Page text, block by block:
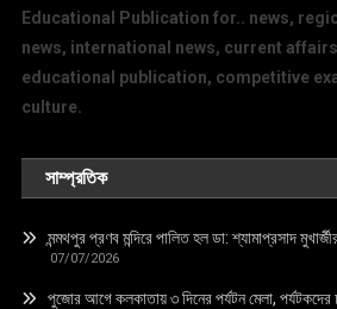
Educational Publication for.. news,
news, international news, current
educational publication, competitive
culture.
সাম্প্রতিক
মন্মথপুর প্রণব মন্দিরে পালিত হল ডা: শ্যামাপ্রসাদ
07/07/2026
পুজোর আগে কলকাতায় ৩ দিনের পর্যটন মেলা, পর্যটকদের